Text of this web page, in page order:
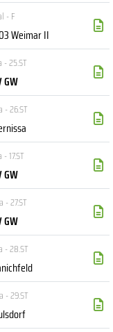
- F
Weimar II
25.ST
GW
- 26.ST
17.ST
GW
- 27.ST
GW
- 28.ST
- 29.ST